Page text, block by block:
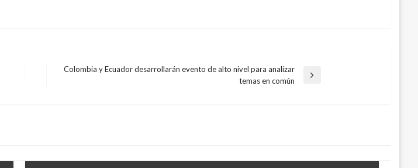
Colombia y Ecuador desarrollarán evento de alto nivel para analizar
temas en común